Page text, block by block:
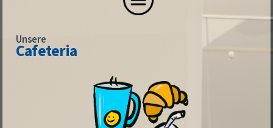
Unsere
Cafeteria